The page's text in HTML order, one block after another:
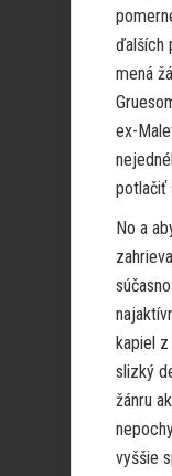
ďalších
mená
ex-
potlačiť
No a
kapiel
slizký
žánru
vyššie